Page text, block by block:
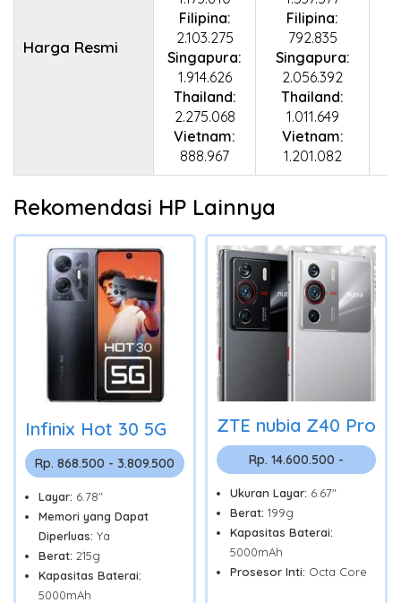
Harga Resmi
Filipina:
2.103.275
Singapura:
1.914.626
Thailand:
2.275.068
Vietnam:
888.967
Filipina:
792.835
Singapura:
2.056.392
Thailand:
1.011.649
Vietnam:
1.201.082
Rekomendasi HP Lainnya
Infinix Hot 30 5G
Rp. 868.500 - 3.809.500
Layar: 6.78"
Memori yang Dapat
Diperluas: Ya
Berat: 215g
Kapasitas Baterai:
5000mAh
ZTE nubia Z40 Pro
Rp. 14.600.500 -
Ukuran Layar: 6.67"
Berat: 199g
Kapasitas Baterai:
5000mAh
Prosesor Inti: Octa Core